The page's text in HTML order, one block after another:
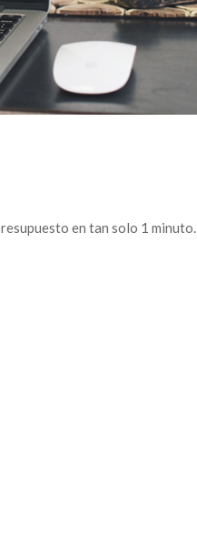
en tan solo 1 minuto.